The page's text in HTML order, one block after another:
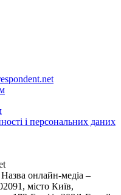
і персональних даних
онлайн-медіа –
місто Київ,